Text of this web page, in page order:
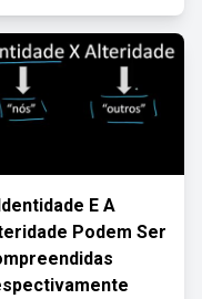
E A
Podem Ser